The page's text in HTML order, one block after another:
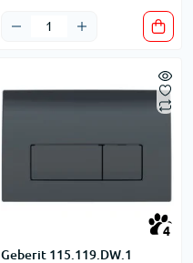
4
Geberit 115.119.DW.1